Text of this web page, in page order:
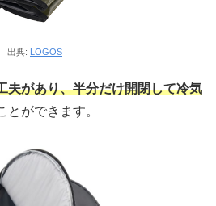
出典: LOGOS
夫があり、半分だけ開閉して冷気
とができます。